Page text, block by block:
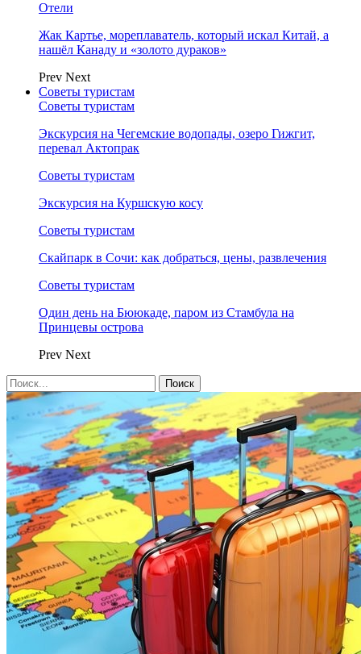
Отели
Жак Картье, мореплаватель, который искал Китай, а
нашёл Канаду и «золото дураков»
Prev Next
Советы туристам
Советы туристам
Экскурсия на Чегемские водопады, озеро Гижгит,
перевал Актопрак
Советы туристам
Экскурсия на Куршскую косу
Советы туристам
Скайпарк в Сочи: как добраться, цены, развлечения
Советы туристам
Один день на Бююкаде, паром из Стамбула на
Принцевы острова
Prev Next